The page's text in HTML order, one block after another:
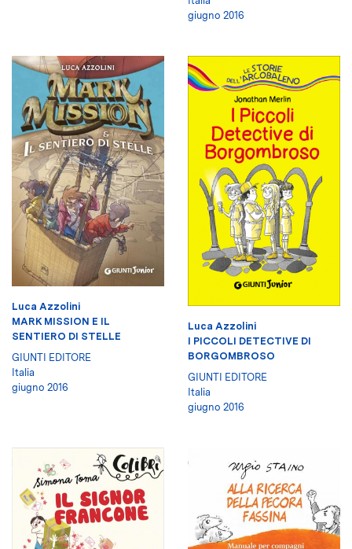
giugno 2016
Luca Azzolini
MARK MISSION E IL
SENTIERO DI STELLE
GIUNTI EDITORE
Italia
giugno 2016
Luca Azzolini
I PICCOLI DETECTIVE DI
BORGOMBROSO
GIUNTI EDITORE
Italia
giugno 2016